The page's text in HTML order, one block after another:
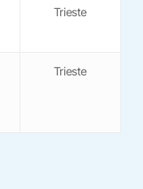
Trieste
Trieste